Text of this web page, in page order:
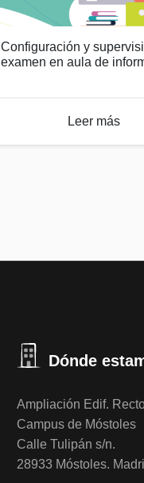
Configuración y
examen en aula de
Leer más
Dónde
Ampliación Edif.
Campus de Móstoles
Calle Tulipán s/n.
28933 Móstoles.